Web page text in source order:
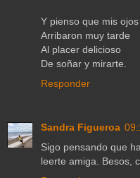
Y pienso que mis ojos
Arribaron muy tarde
Al placer delicioso
De soñar y mirarte.
Responder
Sandra Figueroa
Sigo pensando que
leerte amiga. Besos,